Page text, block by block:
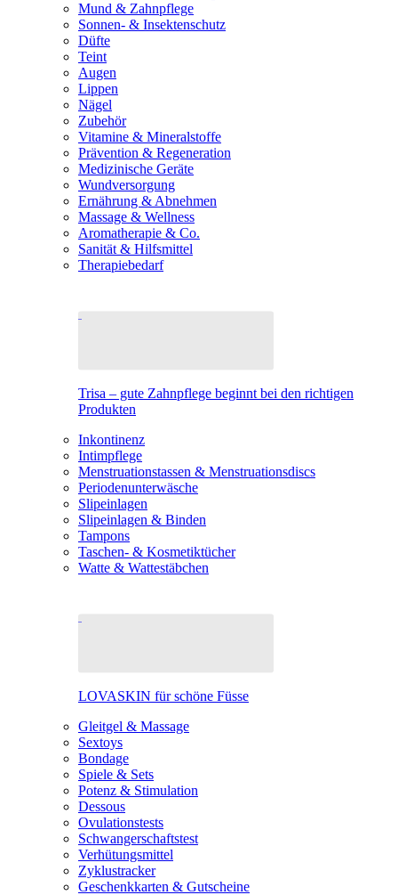
Mund & Zahnpflege
Sonnen- & Insektenschutz
Düfte
Teint
Augen
Lippen
Nägel
Zubehör
Vitamine & Mineralstoffe
Prävention & Regeneration
Medizinische Geräte
Wundversorgung
Ernährung & Abnehmen
Massage & Wellness
Aromatherapie & Co.
Sanität & Hilfsmittel
Therapiebedarf
Trisa – gute Zahnpflege beginnt bei den richtigen
Produkten
Inkontinenz
Intimpflege
Menstruationstassen & Menstruationsdiscs
Periodenunterwäsche
Slipeinlagen
Slipeinlagen & Binden
Tampons
Taschen- & Kosmetiktücher
Watte & Wattestäbchen
LOVASKIN für schöne Füsse
Gleitgel & Massage
Sextoys
Bondage
Spiele & Sets
Potenz & Stimulation
Dessous
Ovulationstests
Schwangerschaftstest
Verhütungsmittel
Zyklustracker
Geschenkkarten & Gutscheine